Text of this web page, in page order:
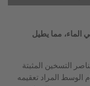
الماء، مما يطيل
التسخين المثبتة
الوسط المراد تعقيمه